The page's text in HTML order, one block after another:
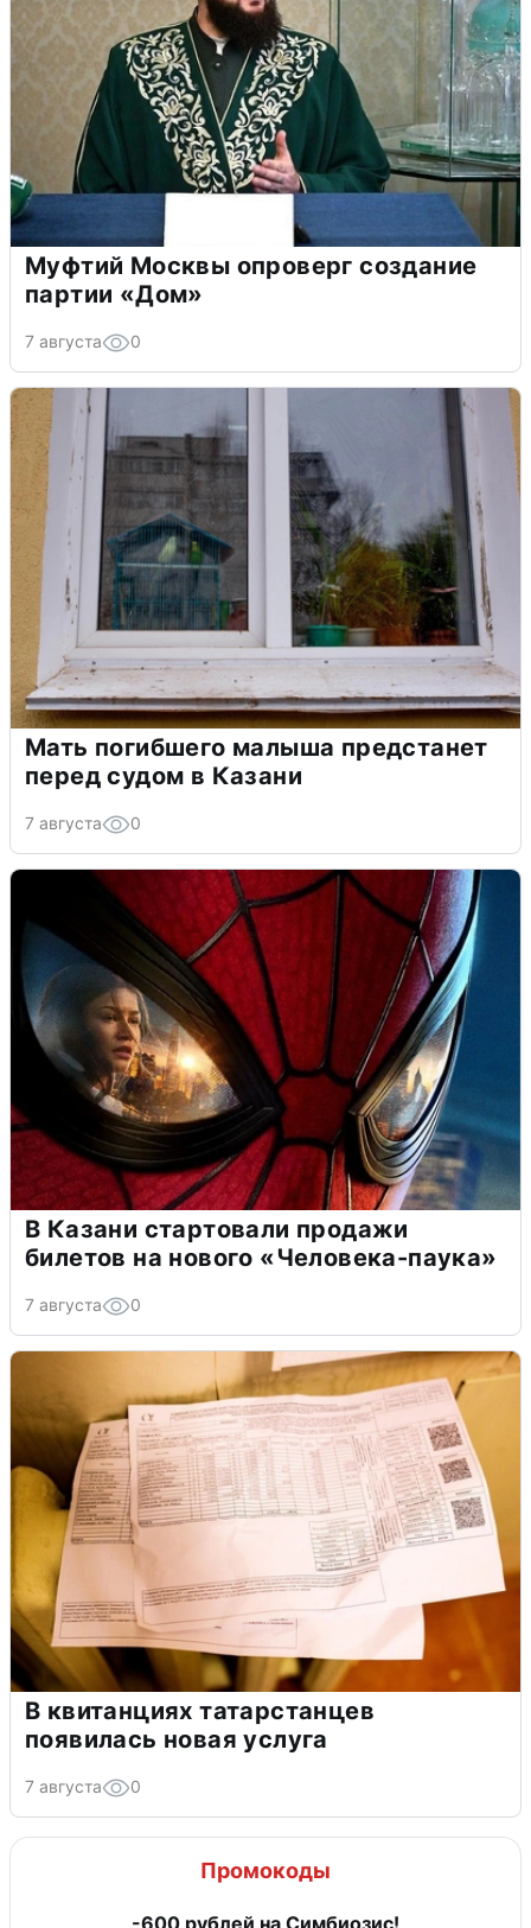
Муфтий Москвы опроверг создание
партии «Дом»
7 августа 0
Мать погибшего малыша предстанет
перед судом в Казани
7 августа 0
В Казани стартовали продажи
билетов на нового «Человека-паука»
7 августа 0
В квитанциях татарстанцев
появилась новая услуга
7 августа 0
Промокоды